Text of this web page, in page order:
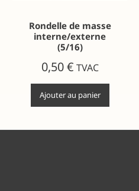
Rondelle de masse
interne/externe
(5/16)
0,50€ TVAC
Ajouter au panier